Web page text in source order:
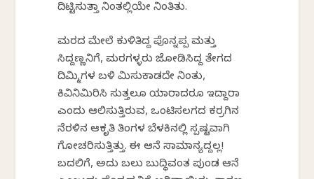
ದಿಟ್ಟಿಸುತ್ತಾ ನಿಂತಲ್ಲಿಯೇ ನಿಂತಿತು.
ಮರದ ಮೇಲೆ ಕುಳಿತಿದ್ದ ಪೊನ್ನಪ್ಪ ಮತ್ತು
ಸಿದ್ದಣ್ಣನಿಗೆ, ಮರಗಳ್ಳರು ಜೋಡಿಸಿದ್ದ ತೇಗದ
ದಿಮ್ಮಿಗಳ ಬಳಿ ಮಿಸುಕಾಡದೇ ನಿಂತು,
ಕಿವಿನಿಮಿರಿಸಿ ಸುತ್ತಲೂ ಯಾರಾದರೂ ಇದ್ದಾರಾ
ಎಂದು ಆಲಿಸುತ್ತಿರುವ, ಒಂಟಿಸಲಗದ ಕರ್ರಗಿನ
ನೆರಳಿನ ಆಕೃತಿ ತಿಂಗಳ ಬೆಳಕಿನಲ್ಲಿ ಸ್ಪಷ್ಟವಾಗಿ
ಗೋಚರಿಸುತ್ತಿತ್ತು. ಈ ಆನೆ ಸಾಮಾನ್ಯದ್ದಲ್ಲ!
ಬದಲಿಗೆ, ಅದು ಬಲು ಬುದ್ಧಿವಂತ ಪುಂಡ ಆನೆ